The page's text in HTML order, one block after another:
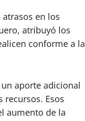
en los
atribuyó los
conforme a la
aporte adicional
recursos. Esos
aumento de la